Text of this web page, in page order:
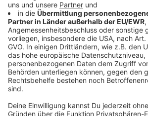
Kommerzieller Pop ist Max Martins
Ein Ohrwurm ist auch "Good Feelings"
Rhythmus im Stil von Chic. Deren
spielt mit und ist als einer der
Gleichzeitig ist da dieser
Sound. Den beherrschen Coldplay
gemeinsamen Single mit den K-Pop-
Fans bescherte. Bei "Good Feeling"